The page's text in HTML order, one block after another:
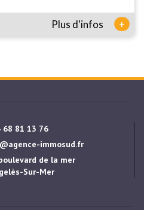
Plus d'infos +
68 81 13 76
immosud.fr
de la mer
Sur-Mer